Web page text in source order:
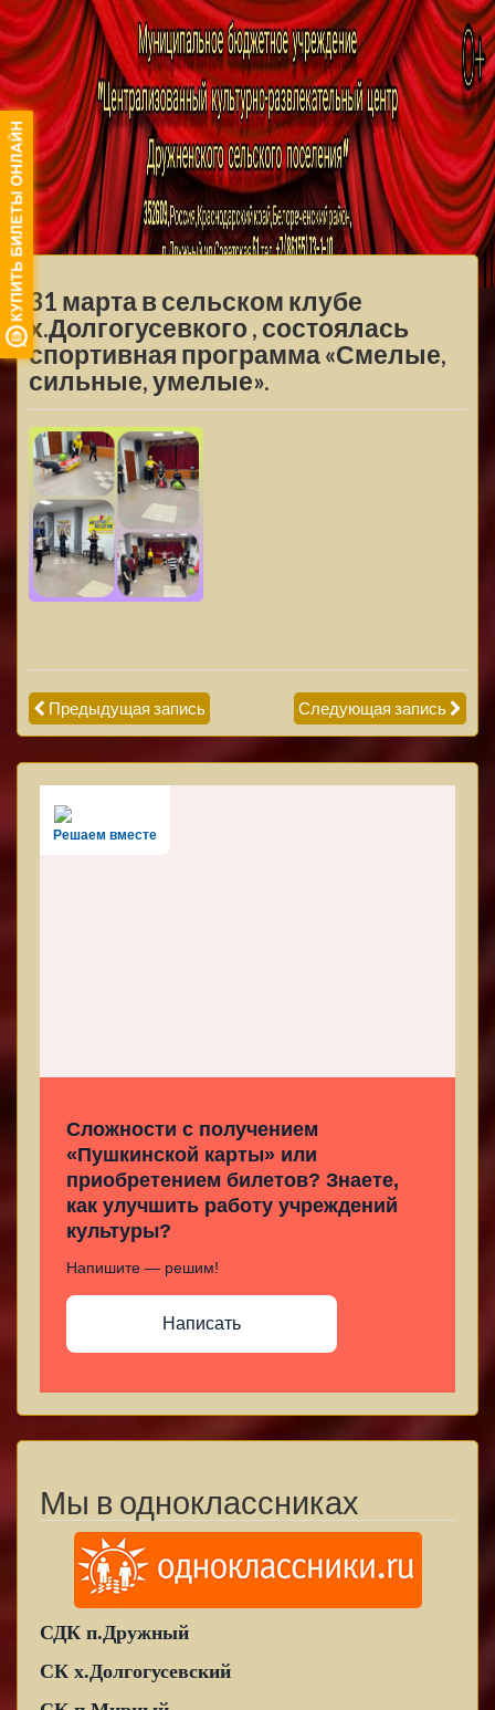
МБУ ЦКРЦ
ДРУЖНЕНСКОГО
СЕЛЬСКОГО
ПОСЕЛЕНИЯ
МЕНЮ
31 марта в сельском клубе
х.Долгогусевкого , состоялась
спортивная программа «Смелые,
сильные, умелые».
Предыдущая запись Следующая запись
Решаем вместе
Сложности с получением
«Пушкинской карты» или
приобретением билетов? Знаете,
как улучшить работу учреждений
культуры?
Напишите — решим!
Написать
Мы в одноклассниках
СДК п.Дружный
СК х.Долгогусевский